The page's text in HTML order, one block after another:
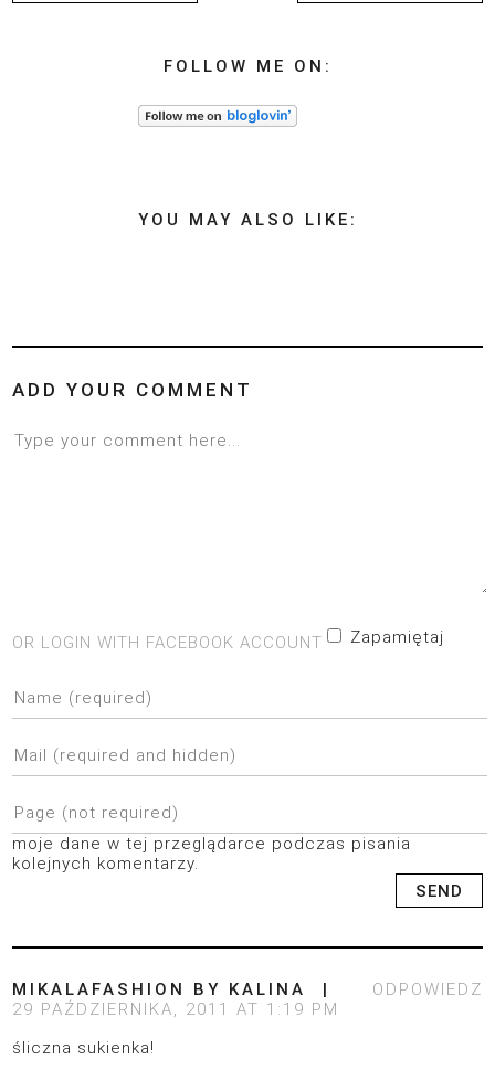
FOLLOW ME ON:
YOU MAY ALSO LIKE:
ADD YOUR COMMENT
OR LOGIN WITH FACEBOOK ACCOUNT Zapamiętaj
moje dane w tej przeglądarce podczas pisania
kolejnych komentarzy.
ODPOWIEDZ
MIKALAFASHION BY KALINA
29 PAŹDZIERNIKA, 2011 AT 1:19 PM
śliczna sukienka!